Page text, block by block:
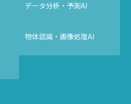
データ分析・予測AI
物体認識・画像処理AI